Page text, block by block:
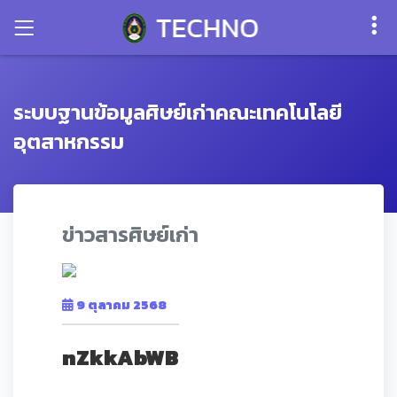
ระบบฐานข้อมูลศิษย์เก่าคณะเทคโนโลยี
อุตสาหกรรม
ข่าวสารศิษย์เก่า
9 ตุลาคม 2568
nZkkAbWB